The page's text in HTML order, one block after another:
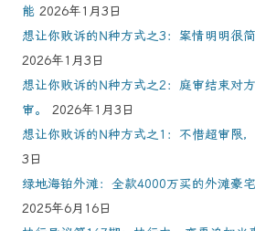
能 2026年1月3日
想让你败诉的N种方式之3：案情明明很
2026年1月3日
想让你败诉的N种方式之2：庭审结束对
审。
2026年1月3日
想让你败诉的N种方式之1：不惜超审限，
3日
绿地海铂外滩：全款4000万买的外滩豪
2025年6月16日